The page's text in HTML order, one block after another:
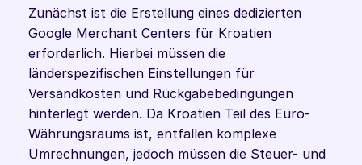
Zunächst ist die Erstellung eines dedizierten
Google Merchant Centers für Kroatien
erforderlich. Hierbei müssen die
länderspezifischen Einstellungen für
Versandkosten und Rückgabebedingungen
hinterlegt werden. Da Kroatien Teil des Euro-
Währungsraums ist, entfallen komplexe
Umrechnungen, jedoch müssen die Steuer- und